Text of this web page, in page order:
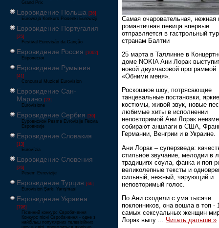
Grand Prix
Евровидение Польша [36]
Eurowizja Konkurs Piosenki Eurowizji
Евровидение Португалия
[25]
Festival Eurovisão da Canção
Евровидение Россия [1062]
Европесня
Евровидение Румыния
[41]
Concursul Muzical Eurovision
Евровидение Сан-
Марино [23]
Eurovisione
Евровидение Сербия [39]
Еуровисион Pesma Evrovizije Песма
Евровизије
Евровидение Словакия
[13]
Eurovízia
Евровидение Словения
[26]
Pesem Evrovizije
Евровидение Турция [66]
Eurovision Şarkı Yarışması
Евровидение Украина
[796]
Пісенний конкурс Євробачення
Конкурс пісні Євробачення - одне з
найбільш популярних телевізійних
шоу в світі, проводиться щорічно,
Самая очаровательная, нежная
романтичная певица впервые
отправляется в гастрольный
странам Балтии
25 марта в Таллинне в
доме NOKIA Ани Лорак
новой двухчасовой программой
«Обними меня».
Роскошное шоу, потрясающие
танцевальные постановки, яркие
костюмы, живой звук, новые
любимые хиты в исполнении
неповторимой Ани Лорак
собирают аншлаги в США,
Германии, Венгрии и в Украине.
Ани Лорак – суперзведа:
стильное звучание, мелодии в
традициях соула, фанка и поп-
великолепные тексты и
сильный, нежный, чарующий и
неповторимый голос.
По Ани сходили с ума тысячи
поклонников, она вошла в топ -
самых сексуальных женщин
Лорак выпу
Читать дальше »